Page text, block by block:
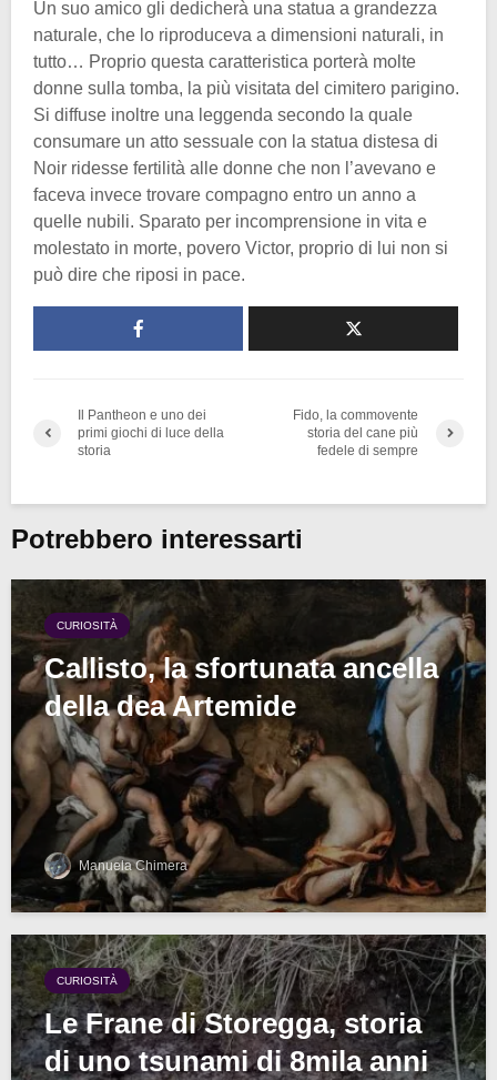
Un suo amico gli dedicherà una statua a grandezza
naturale, che lo riproduceva a dimensioni naturali, in
tutto… Proprio questa caratteristica porterà molte
donne sulla tomba, la più visitata del cimitero parigino.
Si diffuse inoltre una leggenda secondo la quale
consumare un atto sessuale con la statua distesa di
Noir ridesse fertilità alle donne che non l’avevano e
faceva invece trovare compagno entro un anno a
quelle nubili. Sparato per incomprensione in vita e
molestato in morte, povero Victor, proprio di lui non si
può dire che riposi in pace.
Il Pantheon e uno dei
primi giochi di luce della
storia
Fido, la commovente
storia del cane più
fedele di sempre
Potrebbero interessarti
CURIOSITÀ
Callisto, la sfortunata ancella
della dea Artemide
Manuela Chimera
CURIOSITÀ
Le Frane di Storegga, storia
di uno tsunami di 8mila anni